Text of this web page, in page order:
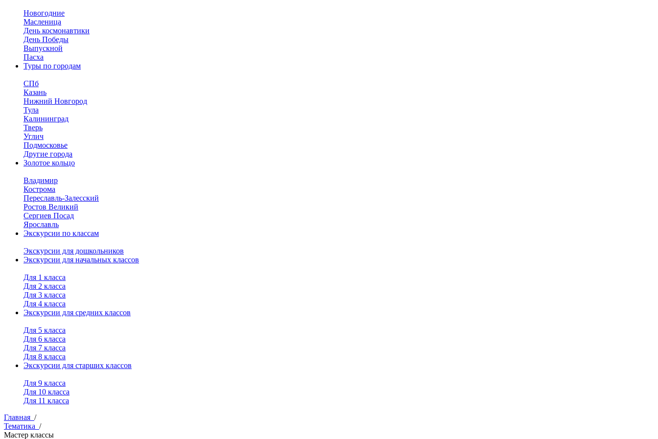
Новогодние
Масленица
День космонавтики
День Победы
Выпускной
Пасха
Туры по городам
СПб
Казань
Нижний Новгород
Тула
Калининград
Тверь
Углич
Подмосковье
Другие города
Золотое кольцо
Владимир
Кострома
Переславль-Залесский
Ростов Великий
Сергиев Посад
Ярославль
Экскурсии по классам
Экскурсии для дошкольников
Экскурсии для начальных классов
Для 1 класса
Для 2 класса
Для 3 класса
Для 4 класса
Экскурсии для средних классов
Для 5 класса
Для 6 класса
Для 7 класса
Для 8 класса
Экскурсии для старших классов
Для 9 класса
Для 10 класса
Для 11 класса
Главная /
Тематика /
Мастер классы